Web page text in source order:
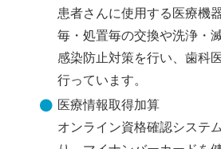
患者さんに使用する医療機
毎・処置毎の交換や洗浄・
感染防止対策を行い、歯科
行っています。
医療情報取得加算
オンライン資格確認システ